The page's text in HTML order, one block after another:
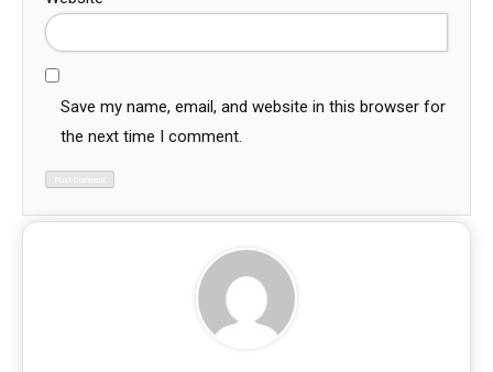
Save my name, email, and website in this browser for
the next time I comment.